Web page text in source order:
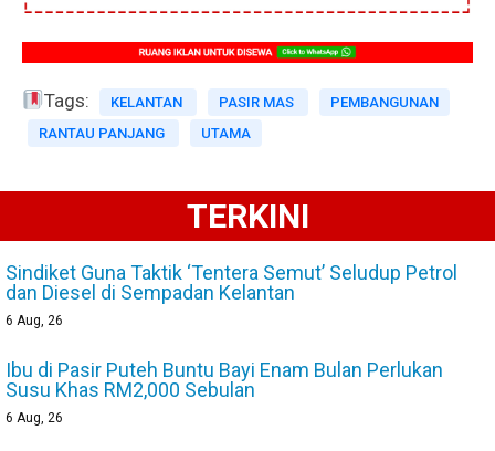
Tags: KELANTAN PASIR MAS
PEMBANGUNAN
RANTAU PANJANG
UTAMA
TERKINI
Sindiket Guna Taktik ‘Tentera Semut’ Seludup Petrol
dan Diesel di Sempadan Kelantan
6 Aug, 26
Ibu di Pasir Puteh Buntu Bayi Enam Bulan Perlukan
Susu Khas RM2,000 Sebulan
6 Aug, 26